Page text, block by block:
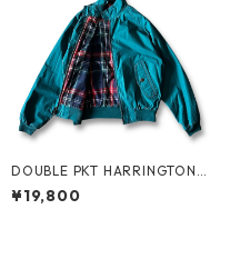
DOUBLE PKT HARRINGTON J
KT by LANDS'END
¥19,800